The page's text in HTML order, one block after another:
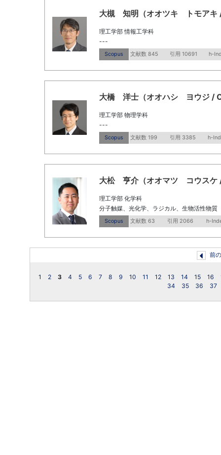
大槻 知明（オオツキ トモアキ
理工学部 情報工学科
---
Scopus 文献数 845 引用 10691 h-
大橋 洋士（オオハシ ヨウジ /
理工学部 物理学科
---
Scopus 文献数 199 引用 3385 h-
大松 亨介（オオマツ コウスケ
理工学部 化学科
分子触媒、光化学、ラジカル、生物活性物質
Scopus 文献数 63 引用 2066 h-
前
1 2 3 4 5 6 7 8 9 10 11 12 13 14 15 16
34
35 36 37